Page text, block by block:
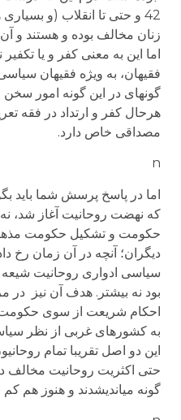
42 و حتی تا انقلاب (و
زنان مخالف بوده و هستند و
اما این به معنی کفر و یا
فقیهان، به ویژه فقیهان
گونه­ای در این گونه امور سخن
هرحال کفر و ارتداد در فقه
مصداقی خاص دارد.
n
که نهضت روحانیت آغاز شد، نه
حکومت و تشکیل حکومت
دیگران؛ آنچه در آن زمان رخ
سیاسی ادواری روحانیت شیعه
بود نه بیشتر. هدف آن نیز
احکام شریعت از سوی حکومت
به کشورهای غربی از نظر
این دو اصل تقریبا تمام
حتی اکثریت روحانیت مخالف
گونه می­اندیشدند و هنوز هم